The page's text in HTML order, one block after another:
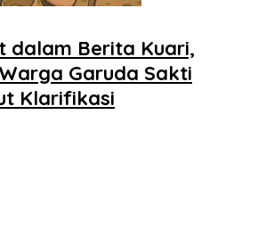
dalam Berita Kuari,
Garuda Sakti
Klarifikasi